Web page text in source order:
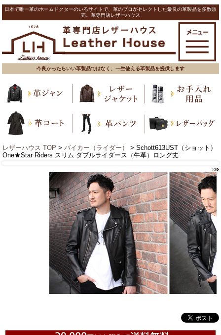
日本で唯一革のホームドクターのいるサイトで、革のプロがセレクトした最良の革製品を多数販
売。革専門店レザーハウス
今良かったらいい革製品ではなく、一生使える革製品を提供します
レザーハウス TOP > バイカー（ライダー）
> Schott613UST（ショット）
One★Star Riders スリム ダブルライダース（牛革）ロング丈